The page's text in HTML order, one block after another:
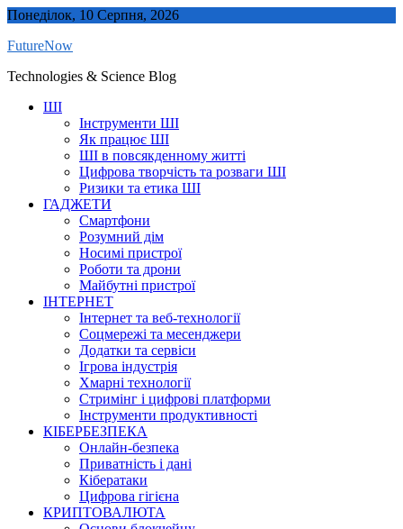
Skip
content
Понеділок, 10 Серпня, 2026
FutureNow
Technologies & Science Blog
ШІ
Інструменти ШІ
Як працює ШІ
ШІ в повсякденному житті
Цифрова творчість та розваги ШІ
Ризики та етика ШІ
ГАДЖЕТИ
Смартфони
Розумний дім
Носимі пристрої
Роботи та дрони
Майбутні пристрої
ІНТЕРНЕТ
Інтернет та веб-технології
Соцмережі та месенджери
Додатки та сервіси
Ігрова індустрія
Хмарні технології
Стримінг і цифрові платформи
Інструменти продуктивності
КІБЕРБЕЗПЕКА
Онлайн-безпека
Приватність і дані
Кібератаки
Цифрова гігієна
КРИПТОВАЛЮТА